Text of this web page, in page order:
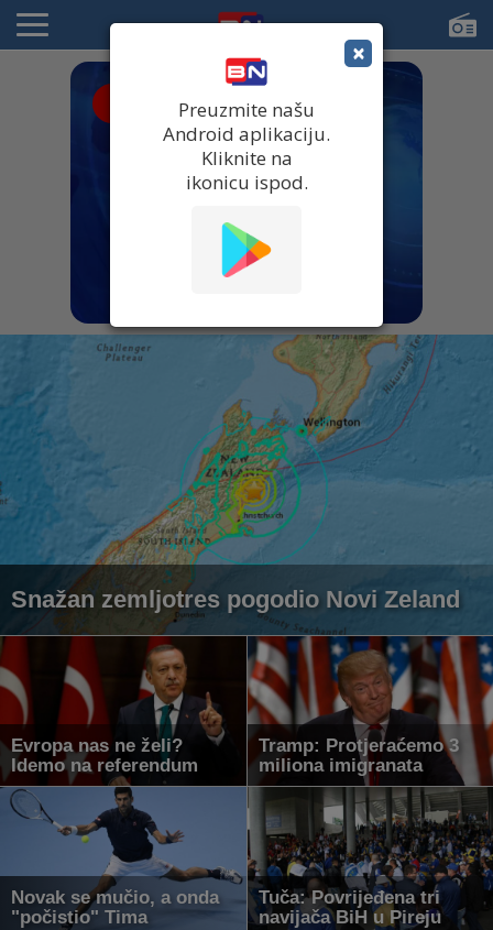
Snažan zemljotres pogodio Novi Zeland
Evropa nas ne želi?
Idemo na referendum
Tramp: Protjeraćemo 3
miliona imigranata
Novak se mučio, a onda
"počistio" Tima
Tuča: Povrijeđena tri
navijača BiH u Pireju
×
Preuzmite našu
Android aplikaciju.
Kliknite na
ikonicu ispod.